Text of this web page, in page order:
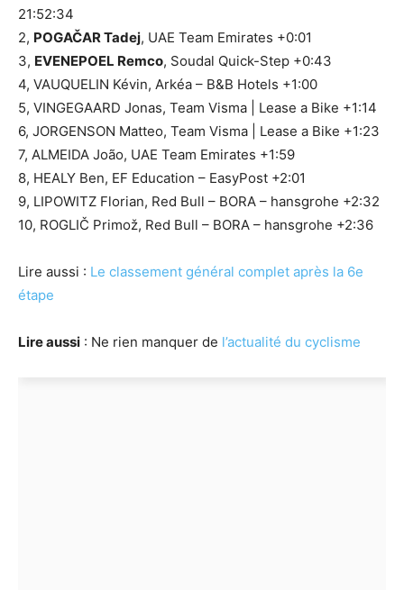
21:52:34
2, POGAČAR Tadej, UAE Team Emirates +0:01
3, EVENEPOEL Remco, Soudal Quick-Step +0:43
4, VAUQUELIN Kévin, Arkéa – B&B Hotels +1:00
5, VINGEGAARD Jonas, Team Visma | Lease a Bike +1:14
6, JORGENSON Matteo, Team Visma | Lease a Bike +1:23
7, ALMEIDA João, UAE Team Emirates +1:59
8, HEALY Ben, EF Education – EasyPost +2:01
9, LIPOWITZ Florian, Red Bull – BORA – hansgrohe +2:32
10, ROGLIČ Primož, Red Bull – BORA – hansgrohe +2:36
Lire aussi : Le classement général complet après la 6e
étape
Lire aussi : Ne rien manquer de l’actualité du cyclisme